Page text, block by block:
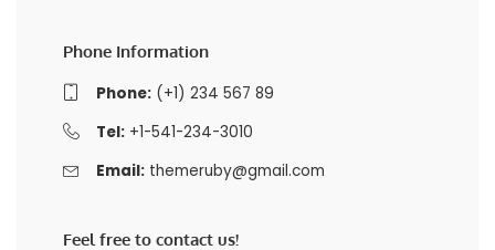
Phone Information
Phone:(+1) 234 567 89
Tel:+1-541-234-3010
Email: themeruby@gmail.com
Feel free to contact us!